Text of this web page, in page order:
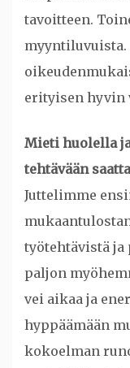
tavoitteen.
erityisen hyvin
Mieti huolella
tehtävään
Juttelimme
työtehtävistä ja
paljon
vei aikaa ja
hyppäämään
kokoelman